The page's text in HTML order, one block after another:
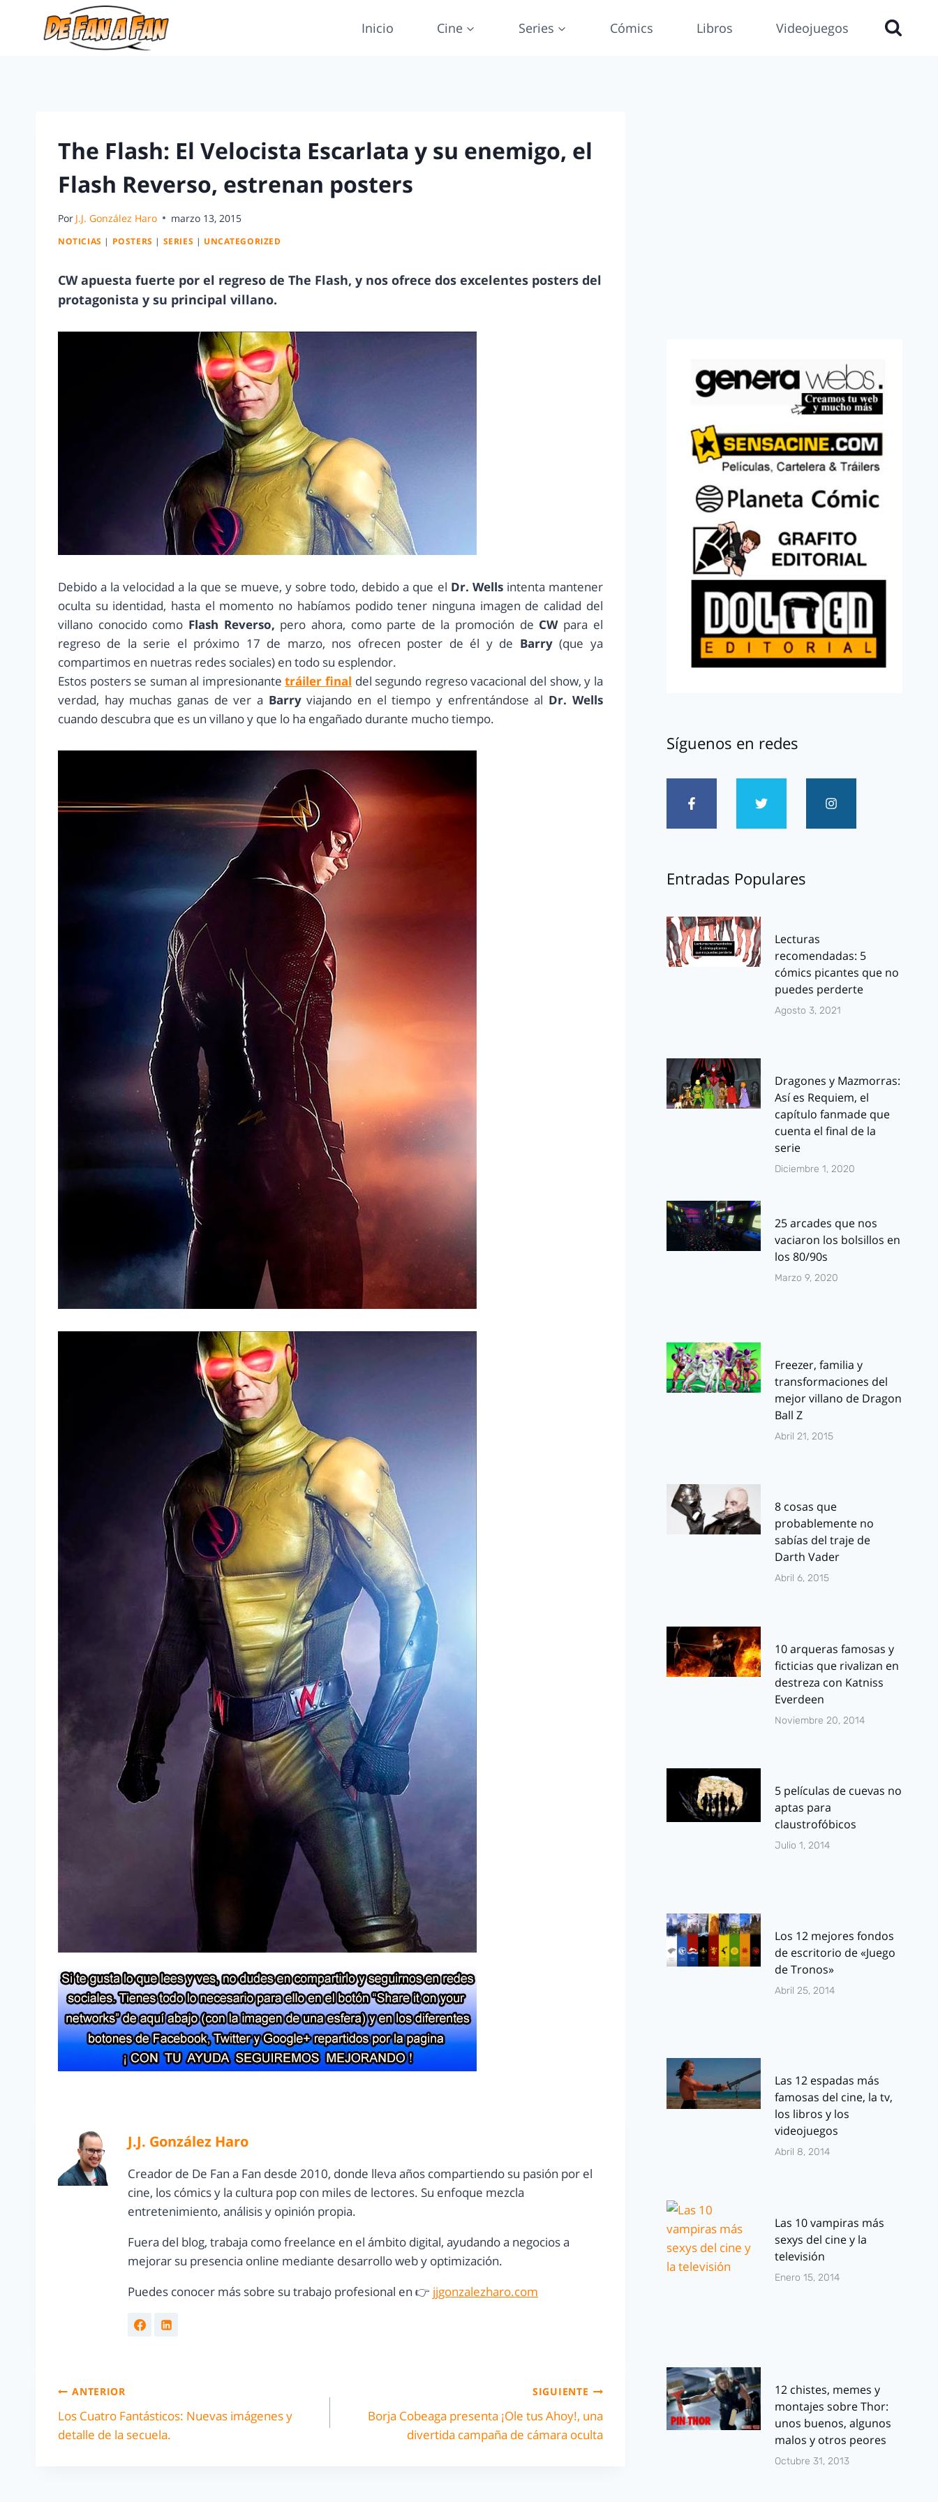
Inicio Cine Series Cómics Libros Videojuegos
The Flash: El Velocista Escarlata y su enemigo, el
Flash Reverso, estrenan posters
Por J.J. González Haro marzo 13, 2015
NOTICIAS | POSTERS | SERIES | UNCATEGORIZED
CW apuesta fuerte por el regreso de The Flash, y nos ofrece dos excelentes posters del
protagonista y su principal villano.
Debido a la velocidad a la que se mueve, y sobre todo, debido a que el Dr. Wellsintenta mantener
oculta su identidad, hasta el momento no habíamos podido tener ninguna imagen de calidad del
villano conocido como Flash Reverso, pero ahora, como parte de la promoción de CW para el
regreso de la serie el próximo 17 de marzo, nos ofrecen poster de él y de Barry(que ya
compartimos en nuetras redes sociales) en todo su esplendor.
Estos posters se suman al impresionantetráiler final del segundo regreso vacacional del show, y la
verdad, hay muchas ganas de ver a Barryviajando en el tiempo y enfrentándose al Dr. Wells
cuando descubra que es un villano y que lo ha engañado durante mucho tiempo.
J.J. González Haro
Creador de De Fan a Fan desde 2010, donde lleva años compartiendo su pasión por el
cine, los cómics y la cultura pop con miles de lectores. Su enfoque mezcla
entretenimiento, análisis y opinión propia.
Fuera del blog, trabaja como freelance en el ámbito digital, ayudando a negocios a
mejorar su presencia online mediante desarrollo web y optimización.
Puedes conocer más sobre su trabajo profesional en 👉 jjgonzalezharo.com
ANTERIOR
Los Cuatro Fantásticos: Nuevas imágenes y
detalle de la secuela.
SIGUIENTE
Borja Cobeaga presenta ¡Ole tus Ahoy!, una
divertida campaña de cámara oculta
Síguenos en redes
Entradas Populares
Lecturas
recomendadas: 5
cómics picantes que no
puedes perderte
Agosto 3, 2021
Dragones y Mazmorras:
Así es Requiem, el
capítulo fanmade que
cuenta el final de la
serie
Diciembre 1, 2020
25 arcades que nos
vaciaron los bolsillos en
los 80/90s
Marzo 9, 2020
Freezer, familia y
transformaciones del
mejor villano de Dragon
Ball Z
Abril 21, 2015
8 cosas que
probablemente no
sabías del traje de
Darth Vader
Abril 6, 2015
10 arqueras famosas y
ficticias que rivalizan en
destreza con Katniss
Everdeen
Noviembre 20, 2014
5 películas de cuevas no
aptas para
claustrofóbicos
Julio 1, 2014
Los 12 mejores fondos
de escritorio de «Juego
de Tronos»
Abril 25, 2014
Las 12 espadas más
famosas del cine, la tv,
los libros y los
videojuegos
Abril 8, 2014
Las 10 vampiras más
sexys del cine y la
televisión
Enero 15, 2014
12 chistes, memes y
montajes sobre Thor:
unos buenos, algunos
malos y otros peores
Octubre 31, 2013